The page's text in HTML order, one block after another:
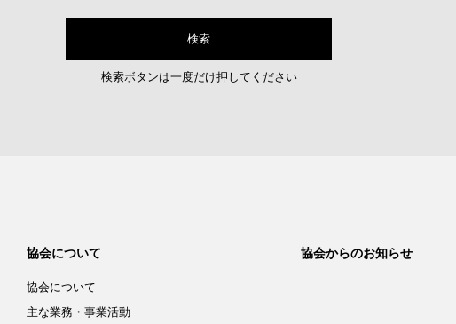
検索ボタンは一度だけ押してください
協会について
協会について
主な業務・事業活動
協会からのお知らせ